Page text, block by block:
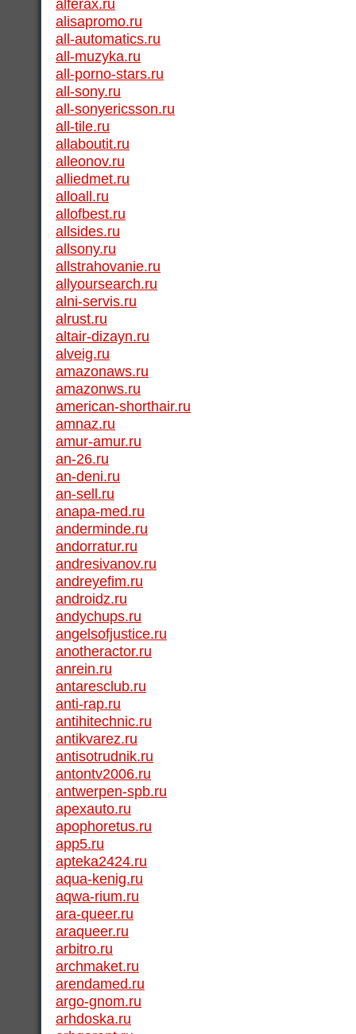
alferax.ru
alisapromo.ru
all-automatics.ru
all-muzyka.ru
all-porno-stars.ru
all-sony.ru
all-sonyericsson.ru
all-tile.ru
allaboutit.ru
alleonov.ru
alliedmet.ru
alloall.ru
allofbest.ru
allsides.ru
allsony.ru
allstrahovanie.ru
allyoursearch.ru
alni-servis.ru
alrust.ru
altair-dizayn.ru
alveig.ru
amazonaws.ru
amazonws.ru
american-shorthair.ru
amnaz.ru
amur-amur.ru
an-26.ru
an-deni.ru
an-sell.ru
anapa-med.ru
anderminde.ru
andorratur.ru
andresivanov.ru
andreyefim.ru
androidz.ru
andychups.ru
angelsofjustice.ru
anotheractor.ru
anrein.ru
antaresclub.ru
anti-rap.ru
antihitechnic.ru
antikvarez.ru
antisotrudnik.ru
antontv2006.ru
antwerpen-spb.ru
apexauto.ru
apophoretus.ru
app5.ru
apteka2424.ru
aqua-kenig.ru
aqwa-rium.ru
ara-queer.ru
araqueer.ru
arbitro.ru
archmaket.ru
arendamed.ru
argo-gnom.ru
arhdoska.ru